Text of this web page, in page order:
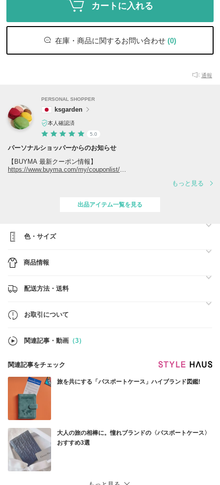
カートに入れる
在庫・商品に関するお問い合わせ (0)
通報
PERSONAL SHOPPER
ksgarden
本人確認済
5.0
パーソナルショッパーからのお知らせ
【BUYMA 最新クーポン情報】
https://www.buyma.com/my/couponlist/
当店ではラグジュアリーブランド国内直営店での買付を中心に、安心し
オンラインでは入手が難しい店舗限定アイテムや希少アイテム、国内ア
10年近い実績と経験を活かし、これまで99％以上の満足評価と総合評
お客様一人ひとりにご満足いただけるよう、丁寧な検品と迅速な対応を
ご不明点やご要望がございましたら、お気軽にお問い合わせください。
特別なお買い物体験をお届けいたします。
もっと見る
出品アイテム一覧を見る
色・サイズ
商品情報
配送方法・送料
お取引について
関連記事・動画 （3）
関連記事をチェック
旅を共にする「パスポートケース」ハイブランド図鑑!
大人の旅の相棒に。憧れブランドの〈パスポートケース〉
おすすめ3選